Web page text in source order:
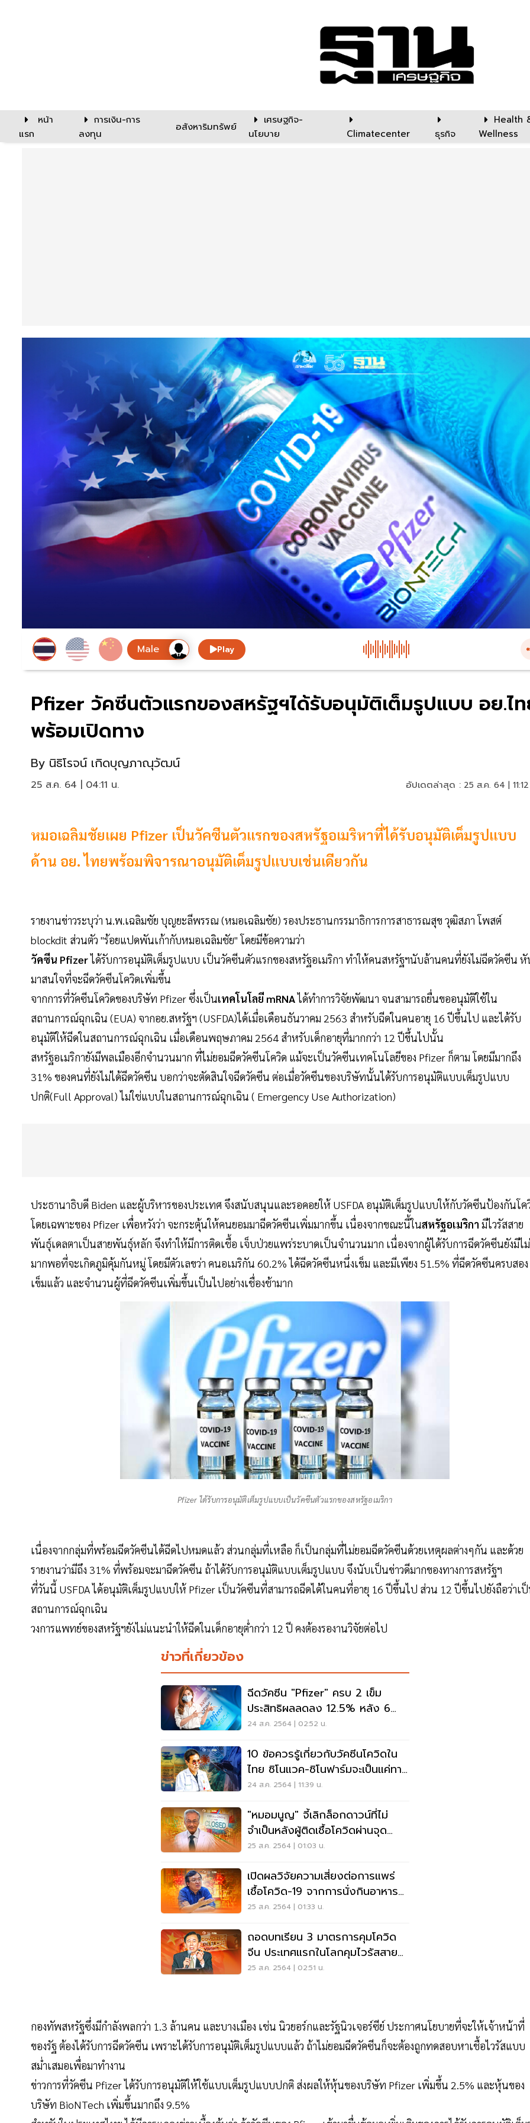
หน้า
แรก
การเงิน-การ
ลงทุน
อสังหาริมทรัพย์
เศรษฐกิจ-
นโยบาย
Climatecenter ธุรกิจ
Health
Wellness
Play
Pfizer วัคซีนตัวแรกของสหรัฐฯได้รับอนุมัติเต็มรูปแบบ อย.ไ
พร้อมเปิดทาง
By นิธิโรจน์ เกิดบุญภาณุวัฒน์
25 ส.ค. 64 | 04:11 น. อัปเดตล่าสุด : 25 ส.ค. 64 |
หมอเฉลิมชัยเผย Pfizer เป็นวัคซีนตัวแรกของสหรัฐอเมริหาที่ได้รับอนุมัติเต็มรูปแบบ
ด้าน อย. ไทยพร้อมพิจารณาอนุมัติเต็มรูปแบบเช่นเดียวกัน
รายงานข่าวระบุว่า น.พ.เฉลิมชัย บุญยะลีพรรณ (หมอเฉลิมชัย) รองประธานกรรมาธิการการสาธารณสุข วุฒิสภา โพสต์
blockdit ส่วนตัว "ร้อยแปดพันเก้ากับหมอเฉลิมชัย" โดยมีข้อความว่า
วัคซีน Pfizerได้รับการอนุมัติเต็มรูปแบบ เป็นวัคซีนตัวแรกของสหรัฐอเมริกา ทำให้คนสหรัฐฯนับล้านคนที่ยังไม่ฉีดวัคซีน
มาสนใจที่จะฉีดวัคซีนโควิดเพิ่มขึ้น
จากการที่วัคซีนโควิดของบริษัท Pfizer ซึ่งเป็นเทคโนโลยี mRNAได้ทำการวิจัยพัฒนา จนสามารถยื่นขออนุมัติใช้ใน
สถานการณ์ฉุกเฉิน (EUA) จากอย.สหรัฐฯ (USFDA)ได้เมื่อเดือนธันวาคม 2563 สำหรับฉีดในคนอายุ 16 ปีขึ้นไป และได้รับ
อนุมัติให้ฉีดในสถานการณ์ฉุกเฉิน เมื่อเดือนพฤษภาคม 2564 สำหรับเด็กอายุที่มากกว่า 12 ปีขึ้นไปนั้น
สหรัฐอเมริกายังมีพลเมืองอีกจำนวนมาก ที่ไม่ยอมฉีดวัคซีนโควิด แม้จะเป็นวัคซีนเทคโนโลยีของ Pfizer ก็ตาม โดยมีมากถึง
31% ของคนที่ยังไม่ได้ฉีดวัคซีน บอกว่าจะตัดสินใจฉีดวัคซีน ต่อเมื่อวัคซีนของบริษัทนั้นได้รับการอนุมัติแบบเต็มรูปแบบ
ปกติ(Full Approval) ไม่ใช่แบบในสถานการณ์ฉุกเฉิน ( Emergency Use Authorization)
ประธานาธิบดี Biden และผู้บริหารของประเทศ จึงสนับสนุนและรอคอยให้ USFDA อนุมัติเต็มรูปแบบให้กับวัคซีนป้องกันโค
โดยเฉพาะของ Pfizer เพื่อหวังว่า จะกระตุ้นให้คนยอมมาฉีดวัคซีนเพิ่มมากขึ้น เนื่องจากขณะนี้ในสหรัฐอเมริกา มีไวรัสสาย
พันธุ์เดลตาเป็นสายพันธุ์หลัก จึงทำให้มีการติดเชื้อ เจ็บป่วยแพร่ระบาดเป็นจำนวนมาก เนื่องจากผู้ได้รับการฉีดวัคซีนยังมีไม่
มากพอที่จะเกิดภูมิคุ้มกันหมู่ โดยมีตัวเลขว่า คนอเมริกัน 60.2% ได้ฉีดวัคซีนหนึ่งเข็ม และมีเพียง 51.5% ที่ฉีดวัคซีนครบสอง
เข็มแล้ว และจำนวนผู้ที่ฉีดวัคซีนเพิ่มขึ้นเป็นไปอย่างเชื่องช้ามาก
Pfizer ได้รับการอนุมัติเต็มรูปแบบเป็นวัคซีนตัวแรกของสหรัฐอเมริกา
เนื่องจากกลุ่มที่พร้อมฉีดวัคซีนได้ฉีดไปหมดแล้ว ส่วนกลุ่มที่เหลือ ก็เป็นกลุ่มที่ไม่ยอมฉีดวัคซีนด้วยเหตุผลต่างๆกัน และด้วย
รายงานว่ามีถึง 31% ที่พร้อมจะมาฉีดวัคซีน ถ้าได้รับการอนุมัติแบบเต็มรูปแบบ จึงนับเป็นข่าวดีมากของทางการสหรัฐฯ
ที่วันนี้ USFDA ได้อนุมัติเต็มรูปแบบให้ Pfizer เป็นวัคซีนที่สามารถฉีดได้ในคนที่อายุ 16 ปีขึ้นไป ส่วน 12 ปีขึ้นไปยังถือว่าเ
สถานการณ์ฉุกเฉิน
วงการแพทย์ของสหรัฐฯยังไม่แนะนำให้ฉีดในเด็กอายุต่ำกว่า 12 ปี คงต้องรองานวิจัยต่อไป
ข่าวที่เกี่ยวข้อง
ฉีดวัคซีน "Pfizer" ครบ 2 เข็ม
ประสิทธิผลลดลง 12.5% หลัง 6
เดือน
24 ส.ค. 2564 | 02:52 น.
10 ข้อควรรู้เกี่ยวกับวัคซีนโควิดใน
ไทย ซิโนแวค-ซิโนฟาร์มจะเป็นแค่ทาง
ผ่าน
24 ส.ค. 2564 | 11:39 น.
"หมอมนูญ" จี้เลิกล็อกดาวน์ที่ไม่
จำเป็นหลังผู้ติดเชื้อโควิดผ่านจุด
สูงสุด
25 ส.ค. 2564 | 01:03 น.
เปิดผลวิจัยความเสี่ยงต่อการแพร่
เชื้อโควิด-19 จากการนั่งกินอาหารที่
ร้าน
25 ส.ค. 2564 | 01:33 น.
ถอดบทเรียน 3 มาตรการคุมโควิด
จีน ประเทศแรกในโลกคุมไวรัสสาย
พันธุ์เดลตาอยู่
25 ส.ค. 2564 | 02:51 น.
กองทัพสหรัฐซึ่งมีกำลังพลกว่า 1.3 ล้านคน และบางเมือง เช่น นิวยอร์กและรัฐนิวเจอร์ซีย์ ประกาศนโยบายที่จะให้เจ้าหน้าที่
ของรัฐ ต้องได้รับการฉีดวัคซีน เพราะได้รับการอนุมัติเต็มรูปแบบแล้ว ถ้าไม่ยอมฉีดวัคซีนก็จะต้องถูกทดสอบหาเชื้อไวรัสแบบ
สม่ำเสมอเพื่อมาทำงาน
ข่าวการที่วัคซีน Pfizer ได้รับการอนุมัติให้ใช้แบบเต็มรูปแบบปกติ ส่งผลให้หุ้นของบริษัท Pfizer เพิ่มขึ้น 2.5% และหุ้นของ
บริษัท BioNTech เพิ่มขึ้นมากถึง 9.5%